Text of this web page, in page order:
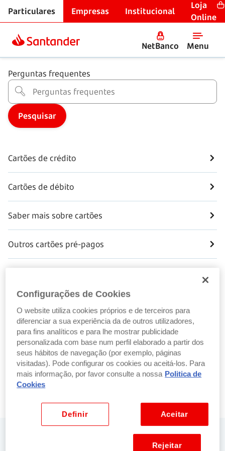
Particulares Empresas Institucional
Loja
Online
NetBanco Menu
Centro de Ajuda
Cartões
Perguntas frequentes
Cartões de crédito
Cartões de débito
Saber mais sobre cartões
Outros cartões pré-pagos
Esclarecimentos
Reportar ou acompanhar problema
Problemas
Fraude
Precisa de ajuda? Fale connosco
Configurações de Cookies
O website utiliza cookies próprios e de terceiros para
diferenciar a sua experiência da de outros utilizadores,
para fins analíticos e para lhe mostrar publicidade
personalizada com base num perfil elaborado a partir dos
seus hábitos de navegação (por exemplo, páginas
visitadas). Pode configurar os cookies ou aceitá-los. Para
mais informação, por favor consulte a nossa Politica de
Cookies
Aceitar
Definir
Rejeitar